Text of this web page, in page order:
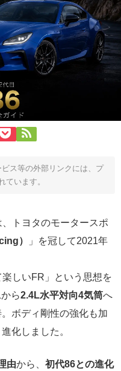
ス等の外部リンクには、プ
ています。
、トヨタのモータースポ
）
」を冠して2021年
しいFR」という思想を
ら2.4L水平対向4気筒へ
ボディ剛性の強化も加
化しました。
由から、 初代86との進化